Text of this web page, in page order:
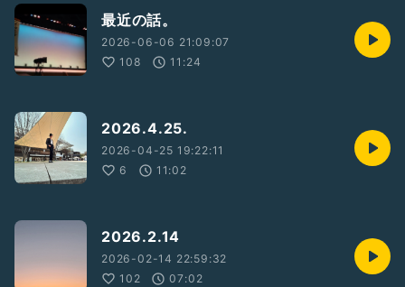
#フリートーク
#タケノコ
#森
最近の話。
2026-06-06 21:09:07
108
11:24
2026.4.25.
2026-04-25 19:22:11
6
11:02
2026.2.14
2026-02-14 22:59:32
102
07:02